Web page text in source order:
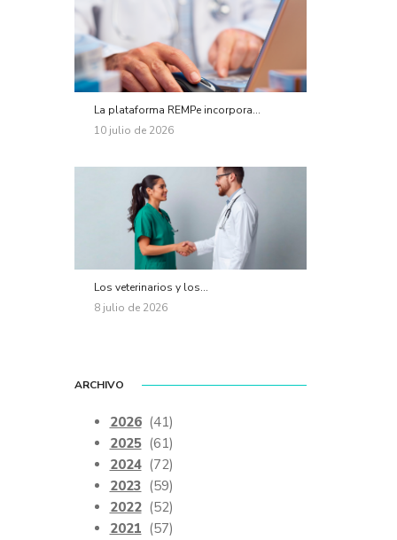
La plataforma REMPe incorpora...
10 julio de 2026
Los veterinarios y los...
8 julio de 2026
ARCHIVO
2026 (41)
2025 (61)
2024 (72)
2023 (59)
2022 (52)
2021 (57)